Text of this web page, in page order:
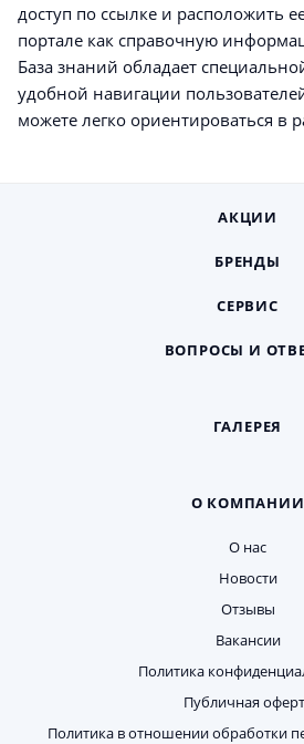
доступ по ссылке и расположить
портале как справочную
База знаний обладает
удобной навигации
можете легко ориентироваться в
АКЦИИ
БРЕНДЫ
СЕРВИС
ВОПРОСЫ И
ГАЛЕРЕЯ
О КОМПАНИИ
О нас
Новости
Отзывы
Вакансии
Политика
Публичная
Политика в отношении обработки